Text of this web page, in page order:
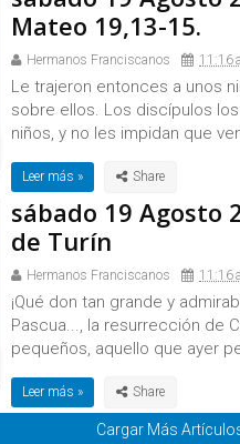
Mateo 19,13-15.
Hermanos Franciscanos 11:16
Le trajeron entonces a unos
sobre ellos. Los discípulos
niños, y no les impidan que
Leer más »
sábado 19 Agosto
de Turín
Hermanos Franciscanos 11:16
¡Qué don tan grande y
Pascua..., la resurrección de
pequeños, aquello que ayer
Leer más »
Cargar Más